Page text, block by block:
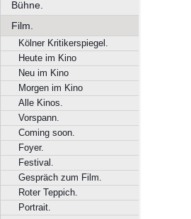
Bühne.
Film.
Kölner Kritikerspiegel.
Heute im Kino
Neu im Kino
Morgen im Kino
Alle Kinos.
Vorspann.
Coming soon.
Foyer.
Festival.
Gespräch zum Film.
Roter Teppich.
Portrait.